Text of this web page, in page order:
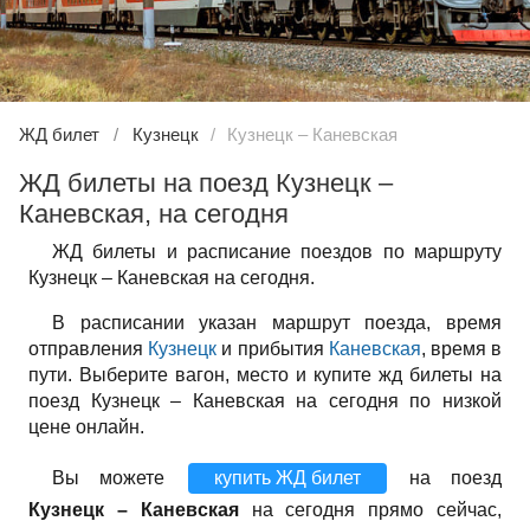
ЖД билет Кузнецк Кузнецк – Каневская
ЖД билеты на поезд Кузнецк –
Каневская, на сегодня
ЖД билеты и расписание поездов по маршруту
Кузнецк – Каневская на сегодня.
В расписании указан маршрут поезда, время
отправления Кузнецк и прибытия Каневская, время в
пути. Выберите вагон, место и купите жд билеты на
поезд Кузнецк – Каневская на сегодня по низкой
цене онлайн.
Вы можете купить ЖД билет
на поезд
Кузнецк – Каневскаяна сегодня прямо сейчас,